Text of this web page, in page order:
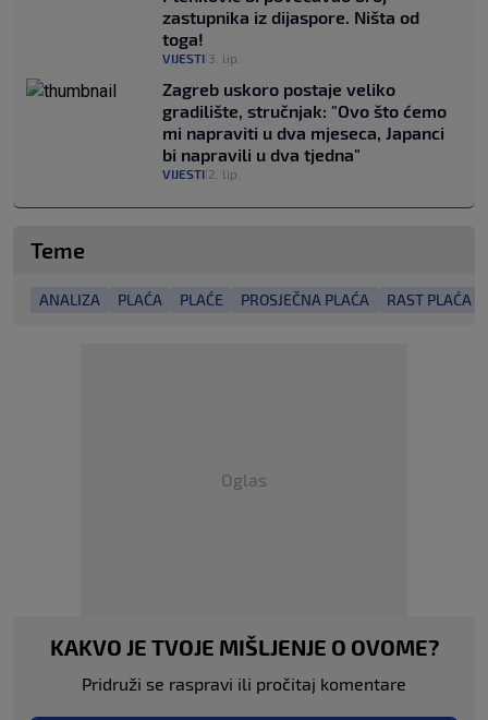
zastupnika iz dijaspore. Ništa od
toga!
VIJESTI 3. lip.
Zagreb uskoro postaje veliko
gradilište, stručnjak: "Ovo što ćemo
mi napraviti u dva mjeseca, Japanci
bi napravili u dva tjedna"
VIJESTI 2. lip.
Teme
ANALIZA PLAĆA PLAĆE PROSJEČNA PLAĆA RAST PLAĆA
Oglas
KAKVO JE TVOJE MIŠLJENJE O OVOME?
Pridruži se raspravi ili pročitaj komentare